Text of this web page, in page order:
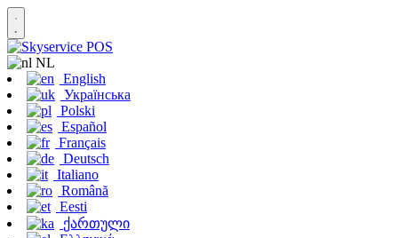
NL
English
Українська
Polski
Español
Français
Deutsch
Italiano
Română
Eesti
ქართული